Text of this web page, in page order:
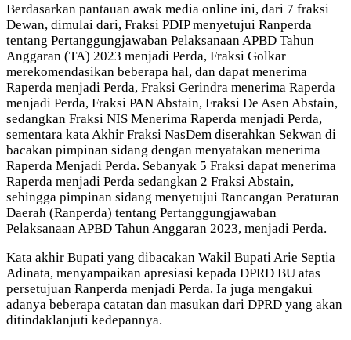
Berdasarkan pantauan awak media online ini, dari 7 fraksi
Dewan, dimulai dari, Fraksi PDIP menyetujui Ranperda
tentang Pertanggungjawaban Pelaksanaan APBD Tahun
Anggaran (TA) 2023 menjadi Perda, Fraksi Golkar
merekomendasikan beberapa hal, dan dapat menerima
Raperda menjadi Perda, Fraksi Gerindra menerima Raperda
menjadi Perda, Fraksi PAN Abstain, Fraksi De Asen Abstain,
sedangkan Fraksi NIS Menerima Raperda menjadi Perda,
sementara kata Akhir Fraksi NasDem diserahkan Sekwan di
bacakan pimpinan sidang dengan menyatakan menerima
Raperda Menjadi Perda. Sebanyak 5 Fraksi dapat menerima
Raperda menjadi Perda sedangkan 2 Fraksi Abstain,
sehingga pimpinan sidang menyetujui Rancangan Peraturan
Daerah (Ranperda) tentang Pertanggungjawaban
Pelaksanaan APBD Tahun Anggaran 2023, menjadi Perda.
Kata akhir Bupati yang dibacakan Wakil Bupati Arie Septia
Adinata, menyampaikan apresiasi kepada DPRD BU atas
persetujuan Ranperda menjadi Perda. Ia juga mengakui
adanya beberapa catatan dan masukan dari DPRD yang akan
ditindaklanjuti kedepannya.